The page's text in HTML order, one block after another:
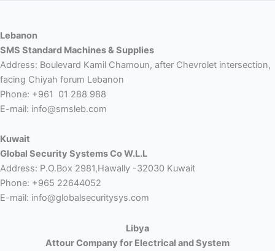
Lebanon
SMS Standard Machines & Supplies
Address: Boulevard Kamil Chamoun, after Chevrolet intersection,
facing Chiyah forum Lebanon
Phone: +961 01 288 988
E-mail: info@smsleb.com
Kuwait
Global Security Systems Co W.L.L
Address: P.O.Box 2981,Hawally -32030 Kuwait
Phone: +965 22644052
E-mail: info@globalsecuritysys.com
Libya
Attour Company for Electrical and System